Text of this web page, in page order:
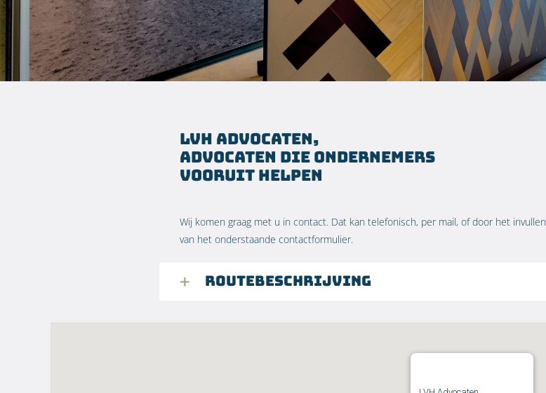
LVH advocaten,
advocaten die ondernemers
vooruit helpen
Wij komen graag met u in contact. Dat kan telefonisch, per mail, of door het invullen
van het onderstaande contactformulier.
Routebeschrijving